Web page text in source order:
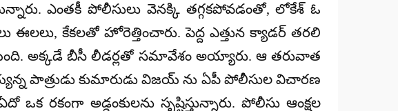
ఎంతకీ పోలీసులు వెనక్కి తగ్గకపోవడంతో, లోకేశ్ ఓ
ఈలలు, కేకలతో హోరెత్తించారు. పెద్ద ఎత్తున క్యాడర్ తరలి
అక్కడే బీసీ లీడర్లతో సమావేశం అయ్యారు. ఆ తరువాత
పాత్రుడు కుమారుడు విజయ్ ను ఏపీ పోలీసుల విచారణ
రకంగా అడ్డంకులను సృష్టిస్తున్నారు. పోలీసు ఆంక్షల